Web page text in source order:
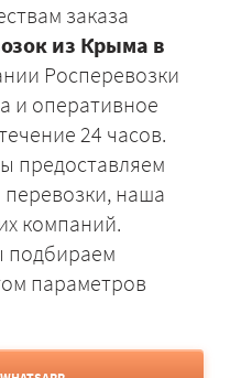
заказа
из Крыма в
Росперевозки
и оперативное
24 часов.
предоставляем
перевозки, наша
компаний.
подбираем
параметров